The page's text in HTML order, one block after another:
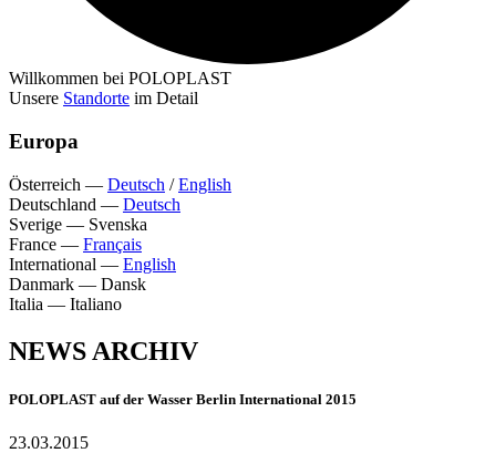
Willkommen bei POLOPLAST
Unsere Standorte im Detail
Europa
Österreich — Deutsch /English
Deutschland — Deutsch
Sverige — Svenska
France — Français
International — English
Danmark — Dansk
Italia — Italiano
NEWS ARCHIV
POLOPLAST auf der Wasser Berlin International 2015
23.03.2015